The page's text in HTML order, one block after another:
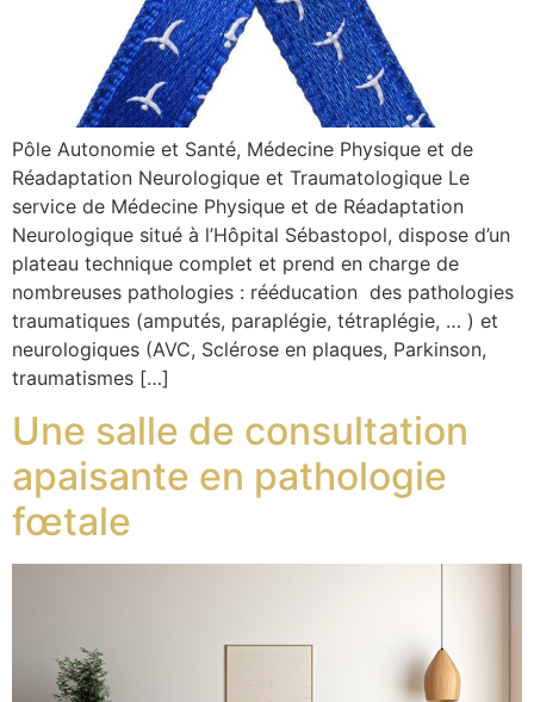
Pôle Autonomie et Santé, Médecine Physique et de
Réadaptation Neurologique et Traumatologique Le
service de Médecine Physique et de Réadaptation
Neurologique situé à l’Hôpital Sébastopol, dispose d’un
plateau technique complet et prend en charge de
nombreuses pathologies : rééducation des pathologies
traumatiques (amputés, paraplégie, tétraplégie, … ) et
neurologiques (AVC, Sclérose en plaques, Parkinson,
traumatismes […]
Une salle de consultation
apaisante en pathologie
fœtale